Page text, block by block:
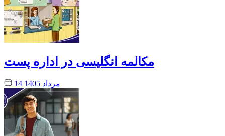
مکالمه انگلیسی در اداره پست
14 مرداد 1405